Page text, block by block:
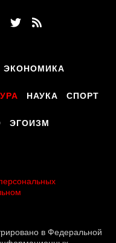
ЭКОНОМИКА
НАУКА СПОРТ
ЭГОИЗМ
в Федеральной